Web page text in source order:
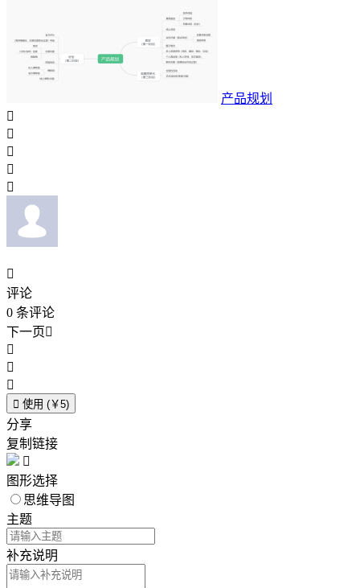
产品规划






评论
0 条评论
下一页



 使用 (￥5)
分享
复制链接

图形选择
思维导图
主题
补充说明